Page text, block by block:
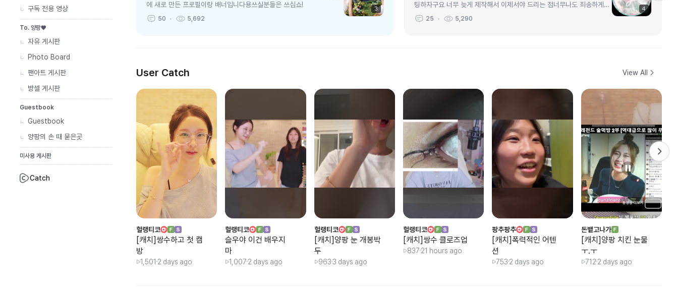
구독 전용 영상
To. 양팡♥
자유 게시판
Photo Board
팬아트 게시판
방셀 게시판
Guestbook
Guestbook
양팡의 손 때 묻은곳
미사용 게시판
Catch
에 새로 만든 프로필이랑 배너입니다용쓰실분들은 쓰십쇼!
50 5,692
3
팅하자구요 너무 늦게 제작해서 이제서야 드리는 점너무나도 죄송하게
생각합니다따로 1313개와 3082 쏴주신 분들껜오...
25 5,290
4
User Catch View All
헐랭티코
[캐치]쌍수하고 첫 캠
방
1,501 2 days ago
헐랭티코
슬우야 이건 배우지
마
1,0072 days ago
헐랭티코
[캐치]양팡 눈 개봉박
두
9633 days ago
헐랭티코
[캐치]쌍수 클로즈업
83721 hours ago
팡추팡추
[캐치]폭력적인 어텐
션
7532 days ago
돈뱉고나가
[캐치]양팡 치킨 눈물
ㅜ.ㅜ
7122 days ago